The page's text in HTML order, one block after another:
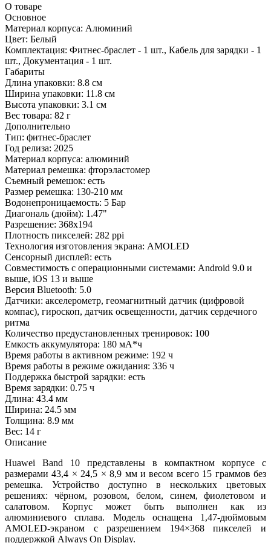
О товаре
Основное
Материал корпуса: Алюминий
Цвет: Белый
Комплектация: Фитнес-браслет - 1 шт., Кабель для зарядки - 1
шт., Документация - 1 шт.
Габариты
Длина упаковки: 8.8 см
Ширина упаковки: 11.8 см
Высота упаковки: 3.1 см
Вес товара: 82 г
Дополнительно
Тип: фитнес-браслет
Год релиза: 2025
Материал корпуса: алюминий
Материал ремешка: фторэластомер
Съемный ремешок: есть
Размер ремешка: 130-210 мм
Водонепроницаемость: 5 Бар
Диагональ (дюйм): 1.47"
Разрешение: 368x194
Плотность пикселей: 282 ppi
Технология изготовления экрана: AMOLED
Сенсорный дисплей: есть
Совместимость с операционными системами: Android 9.0 и
выше, iOS 13 и выше
Версия Bluetooth: 5.0
Датчики: акселерометр, геомагнитный датчик (цифровой
компас), гироскоп, датчик освещенности, датчик сердечного
ритма
Количество предустановленных тренировок: 100
Емкость аккумулятора: 180 мА*ч
Время работы в активном режиме: 192 ч
Время работы в режиме ожидания: 336 ч
Поддержка быстрой зарядки: есть
Время зарядки: 0.75 ч
Длина: 43.4 мм
Ширина: 24.5 мм
Толщина: 8.9 мм
Вес: 14 г
Описание
Huawei Band 10 представлены в компактном корпусе с
размерами 43,4 × 24,5 × 8,9 мм и весом всего 15 граммов без
ремешка. Устройство доступно в нескольких цветовых
решениях: чёрном, розовом, белом, синем, фиолетовом и
салатовом. Корпус может быть выполнен как из
алюминиевого сплава. Модель оснащена 1,47-дюймовым
AMOLED-экраном с разрешением 194×368 пикселей и
поддержкой Always On Display.